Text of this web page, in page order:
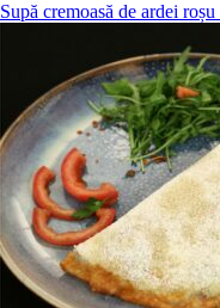
Supă cremoasă de ardei roșu